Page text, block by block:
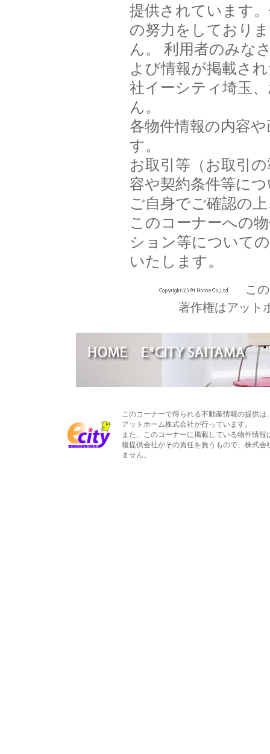
提供されています
の努力をしており
ん。 利用者のみな
よび情報が掲載さ
社イーシティ埼玉
ん。
各物件情報の内容
す。
お取引等（お取引
容や契約条件等に
ご自身でご確認の
このコーナーへの
ション等について
いたします。
こ
著作権はアット